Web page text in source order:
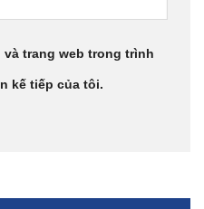
trang web trong trình
kế tiếp của tôi.